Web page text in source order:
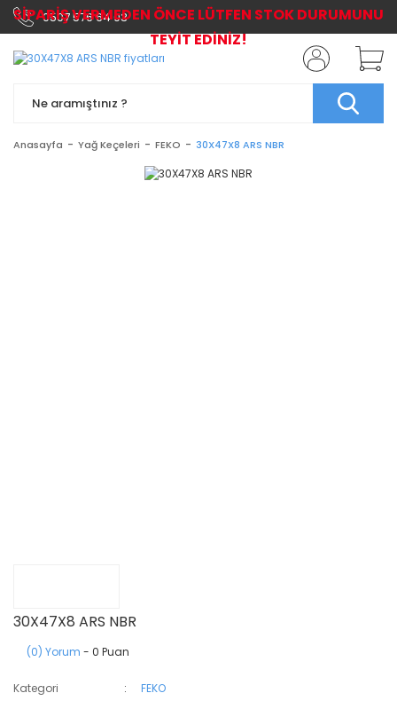
0507 576 64 03
Anasayfa Yağ Keçeleri FEKO 30X47X8 ARS NBR
30X47X8 ARS NBR
(0) Yorum - 0 Puan
Kategori
FEKO
SİPARİŞ VERMEDEN ÖNCE LÜTFEN STOK DURUMUNU
TEYİT EDİNİZ!